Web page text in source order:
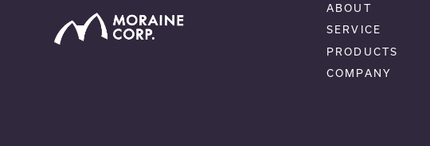
ABOUT
SERVICE
PRODUCTS
COMPANY